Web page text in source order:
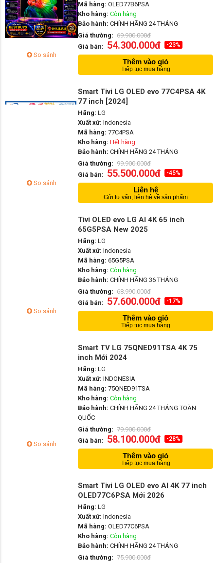
So sánh
Mã hàng: OLED77B6PSA
Kho hàng: Còn hàng
Bảo hành: CHÍNH HÃNG 24 THÁNG
Giá thường: 69.900.000đ
Giá bán: 54.300.000đ -23%
Thêm vào giỏ
Tiếp tục mua hàng
So sánh
Smart Tivi LG OLED evo 77C4PSA 4K
77 inch [2024]
Hãng: LG
Xuất xứ: Indonesia
Mã hàng: 77C4PSA
Kho hàng: Hết hàng
Bảo hành: CHÍNH HÃNG 24 THÁNG
Giá thường: 99.900.000đ
Giá bán: 55.500.000đ -45%
Liên hệ
Gửi tư vấn, liên hệ về sản phẩm
So sánh
Tivi OLED evo LG AI 4K 65 inch
65G5PSA New 2025
Hãng: LG
Xuất xứ: Indonesia
Mã hàng: 65G5PSA
Kho hàng: Còn hàng
Bảo hành: CHÍNH HÃNG 36 THÁNG
Giá thường: 68.990.000đ
Giá bán: 57.600.000đ -17%
Thêm vào giỏ
Tiếp tục mua hàng
So sánh
Smart TV LG 75QNED91TSA 4K 75
inch Mới 2024
Hãng: LG
Xuất xứ: INDONESIA
Mã hàng: 75QNED91TSA
Kho hàng: Còn hàng
Bảo hành: CHÍNH HÃNG 24 THÁNG TOÀN
QUỐC
Giá thường: 79.900.000đ
Giá bán: 58.100.000đ -28%
Thêm vào giỏ
Tiếp tục mua hàng
Smart Tivi LG OLED evo AI 4K 77 inch
OLED77C6PSA Mới 2026
Hãng: LG
Xuất xứ: Indonesia
Mã hàng: OLED77C6PSA
Kho hàng: Còn hàng
Bảo hành: CHÍNH HÃNG 24 THÁNG
Giá thường: 75.900.000đ